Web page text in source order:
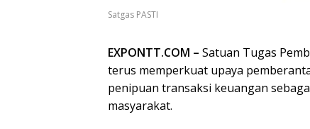
Satgas PASTI
EXPONTT.COM – Satuan Tugas
terus memperkuat upaya
penipuan transaksi keuangan
masyarakat.